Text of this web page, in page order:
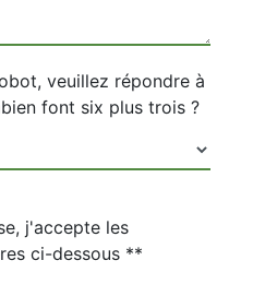
veuillez répondre à
font six plus trois ?
j'accepte les
ci-dessous **